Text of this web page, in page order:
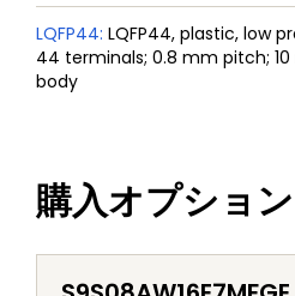
LQFP44: LQFP44, plastic, low
44 terminals; 0.8 mm pitch;
body
購入オプション